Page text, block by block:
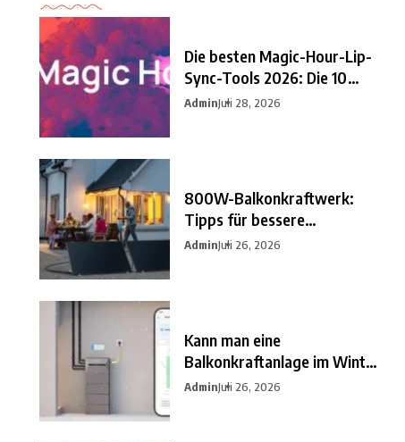
Die besten Magic-Hour-Lip-
Sync-Tools 2026: Die 10
besten
AdminJuli 28, 2026
800W-Balkonkraftwerk:
Tipps für bessere
Einsparungen
AdminJuli 26, 2026
Kann man eine
Balkonkraftanlage im Winter
nutzen?
AdminJuli 26, 2026